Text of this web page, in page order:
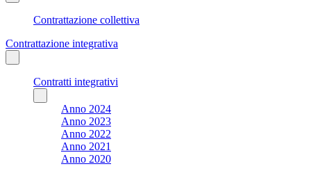
Contrattazione collettiva
Contrattazione integrativa
Contratti integrativi
Anno 2024
Anno 2023
Anno 2022
Anno 2021
Anno 2020